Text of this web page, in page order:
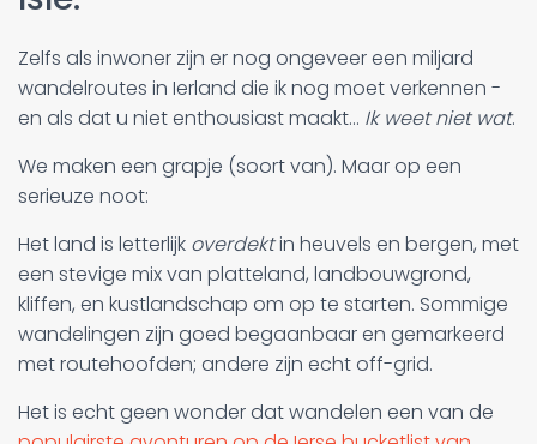
Zelfs als inwoner zijn er nog ongeveer een miljard
wandelroutes in Ierland die ik nog moet verkennen -
en als dat u niet enthousiast maakt... Ik weet niet wat.
We maken een grapje (soort van). Maar op een
serieuze noot:
Het land is letterlijk overdektin heuvels en bergen, met
een stevige mix van platteland, landbouwgrond,
kliffen, en kustlandschap om op te starten. Sommige
wandelingen zijn goed begaanbaar en gemarkeerd
met routehoofden; andere zijn echt off-grid.
Het is echt geen wonder dat wandelen een van de